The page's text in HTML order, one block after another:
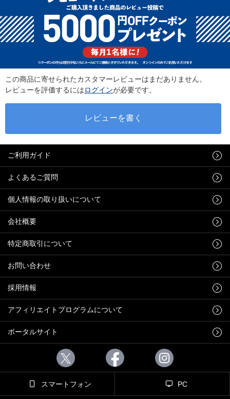
この商品に寄せられたカスタマーレビューはまだありません。
レビューを評価するにはログインが必要です。
ご利用ガイド
よくあるご質問
個人情報の取り扱いについて
会社概要
特定商取引について
お問い合わせ
採用情報
アフィリエイトプログラムについて
ポータルサイト
スマートフォン PC